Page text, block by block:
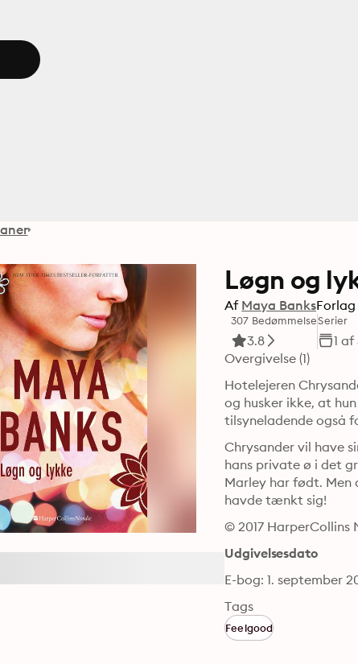
Løgn og
Af Maya BanksForlag
307 Bedømmelse
3.8
Serier
1 af
Overgivelse (1)
Hotelejeren
og husker ikke, at
tilsyneladende også
Chrysander vil have
hans private ø i det
Marley har født. Men
havde tænkt sig!
© 2017 HarperCollins
Udgivelsesdato
E-bog: 1. september
Tags
Feelgood